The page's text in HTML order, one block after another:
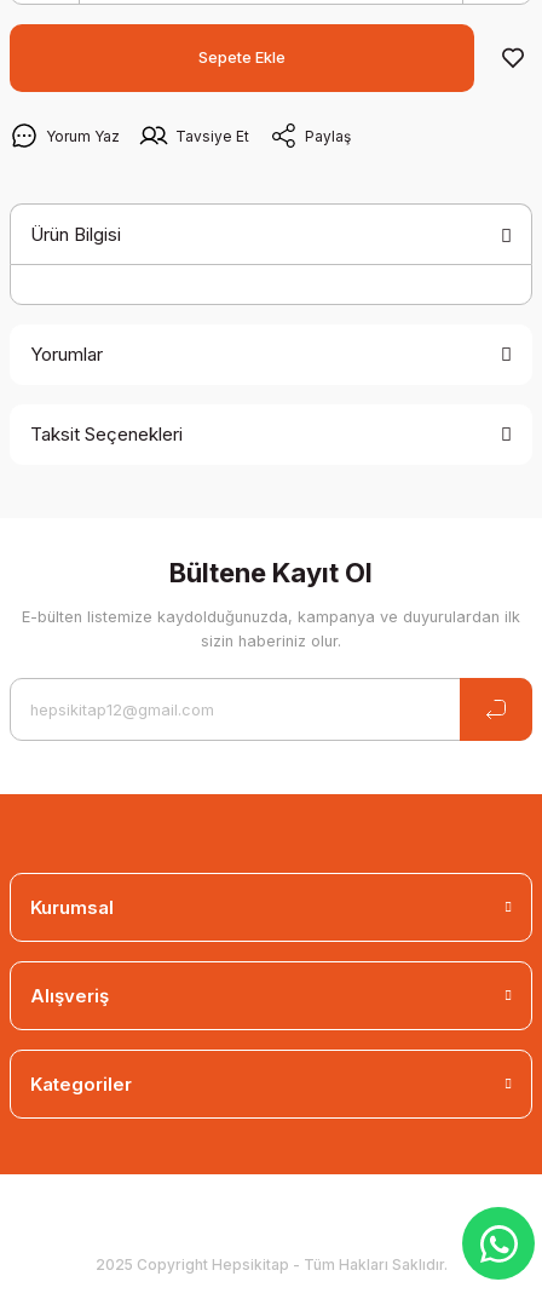
Sepete Ekle
Yorum Yaz Tavsiye Et Paylaş
Ürün Bilgisi
Yorumlar
Taksit Seçenekleri
Bültene Kayıt Ol
E-bülten listemize kaydolduğunuzda, kampanya ve duyurulardan ilk
sizin haberiniz olur.
Kurumsal
Alışveriş
Kategoriler
2025 Copyright Hepsikitap - Tüm Hakları Saklıdır.